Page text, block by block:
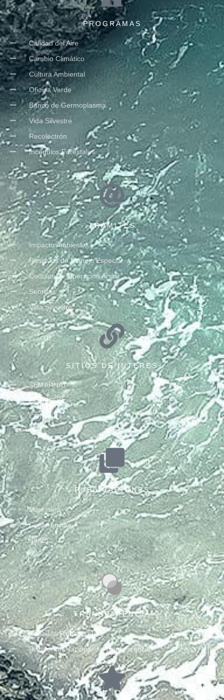
PROGRAMAS
Calidad del Aire
Cambio Climático
Cultura Ambiental
Oficina Verde
Banco de Germoplasma
Vida Silvestre
Recolectrón
Incendios Forestales
TRÁMITES
Impacto Ambiental
Residuos de Manejo Especial
Cedulas de Operación Anual
Semillas
Vida Silvestre
SITIOS DE INTERES
SEMARNAT
CONAFOR
CONABIO
PUBLICACIONES
Manuales
Conferencias
SIIAEC
TRANSPARENCIA
Coahuila Transparente
Plataforma Nacional de Transparencia